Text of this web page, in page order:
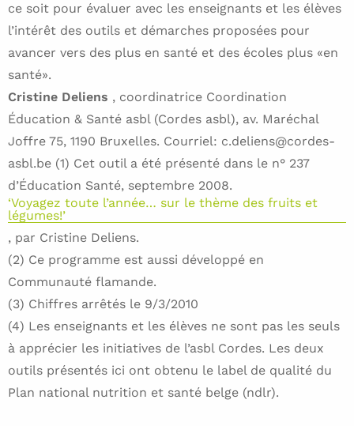
ce soit pour évaluer avec les enseignants et les élèves
l’intérêt des outils et démarches proposées pour
avancer vers des plus en santé et des écoles plus «en
santé».
Cristine Deliens , coordinatrice Coordination
Éducation & Santé asbl (Cordes asbl), av. Maréchal
Joffre 75, 1190 Bruxelles. Courriel: c.deliens@cordes-
asbl.be (1) Cet outil a été présenté dans le n° 237
d’Éducation Santé, septembre 2008.
‘Voyagez toute l’année… sur le thème des fruits et
légumes!’
, par Cristine Deliens.
(2) Ce programme est aussi développé en
Communauté flamande.
(3) Chiffres arrêtés le 9/3/2010
(4) Les enseignants et les élèves ne sont pas les seuls
à apprécier les initiatives de l’asbl Cordes. Les deux
outils présentés ici ont obtenu le label de qualité du
Plan national nutrition et santé belge (ndlr).